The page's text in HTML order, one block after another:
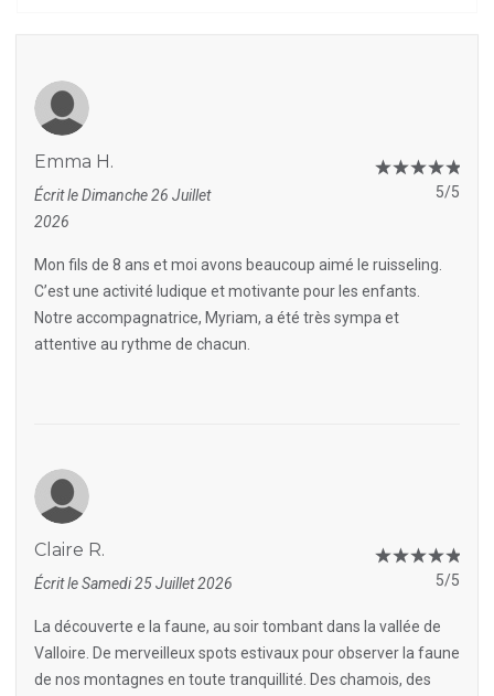
Emma H.
Écrit le Dimanche 26 Juillet
2026
5/5
Mon fils de 8 ans et moi avons beaucoup aimé le ruisseling.
C’est une activité ludique et motivante pour les enfants.
Notre accompagnatrice, Myriam, a été très sympa et
attentive au rythme de chacun.
Claire R.
Écrit le Samedi 25 Juillet 2026 5/5
La découverte e la faune, au soir tombant dans la vallée de
Valloire. De merveilleux spots estivaux pour observer la faune
de nos montagnes en toute tranquillité. Des chamois, des